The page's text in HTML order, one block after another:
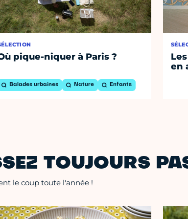
pique-niquer à Paris ?
Balades urbaines Nature Enfants
en
TOUJOURS
le coup toute l'année !